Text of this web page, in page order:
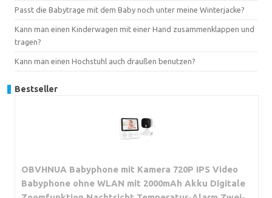
Passt die Babytrage mit dem Baby noch unter meine Winterjacke?
Kann man einen Kinderwagen mit einer Hand zusammenklappen und
tragen?
Kann man einen Hochstuhl auch draußen benutzen?
Bestseller
OBVHNUA Babyphone mit Kamera 720P IPS Video
Babyphone ohne WLAN mit 2000mAh Akku Digitale